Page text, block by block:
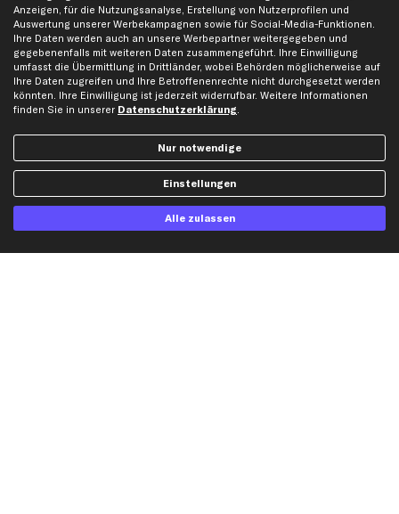
Social Media
Jetzt APP Downloaden
kfzteile24 Newsletter
Alle Angebote, Rabatte & Specials.
Anzeigen, für die Nutzungsanalyse, Erstellung von Nutzerprofilen und
Auswertung unserer Werbekampagnen sowie für Social-Media-Funktionen.
Ihre Daten werden auch an unsere Werbepartner weitergegeben und
gegebenenfalls mit weiteren Daten zusammengeführt. Ihre Einwilligung
umfasst die Übermittlung in Drittländer, wobei Behörden möglicherweise auf
Ihre Daten zugreifen und Ihre Betroffenenrechte nicht durchgesetzt werden
könnten. Ihre Einwilligung ist jederzeit widerrufbar. Weitere Informationen
finden Sie in unserer Datenschutzerklärung.
Nur notwendige
Einstellungen
Alle zulassen